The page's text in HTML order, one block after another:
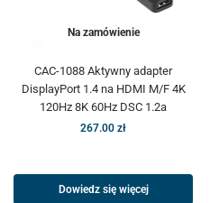
Na zamówienie
CAC-1088 Aktywny adapter
DisplayPort 1.4 na HDMI M/F 4K
120Hz 8K 60Hz DSC 1.2a
267.00 zł
Dowiedz się więcej